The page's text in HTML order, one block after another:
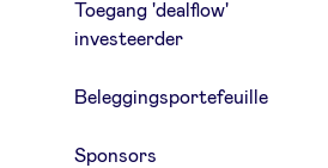
strategische audit
Toegang 'dealflow'
investeerder
Beleggingsportefeuille
Sponsors